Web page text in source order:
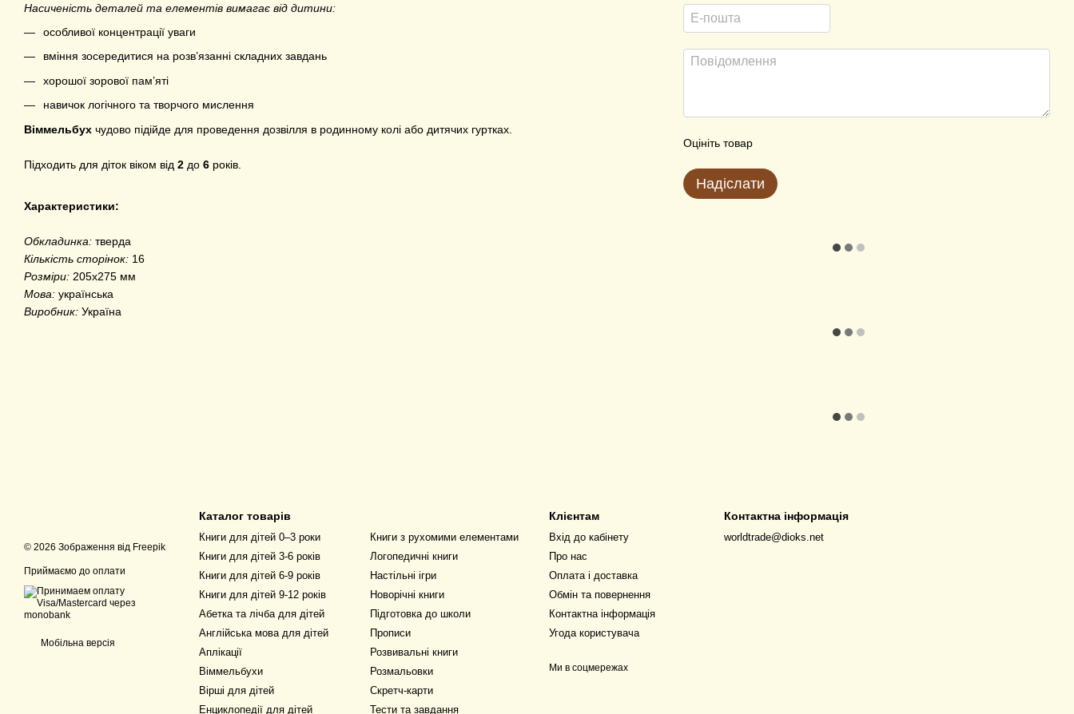
Насиченість деталей та елементів вимагає від дитини:
особливої концентрації уваги
вміння зосередитися на розв’язанні складних завдань
хорошої зорової пам’яті
навичок логічного та творчого мислення
Віммельбух чудово підійде для проведення дозвілля в родинному колі або дитячих гуртках.
Підходить для діток віком від 2 до 6 років.
Характеристики:
Обкладинка: тверда
Кількість сторінок: 16
Розміри: 205х275 мм
Мова: українська
Виробник: Україна
Оцініть товар
Надіслати
© 2026 Зображення від Freepik
Приймаємо до оплати
Мобільна версія
Каталог товарів
Книги для дітей 0–3 роки
Книги для дітей 3-6 років
Книги для дітей 6-9 років
Книги для дітей 9-12 років
Абетка та лічба для дітей
Англійська мова для дітей
Аплікації
Віммельбухи
Вірші для дітей
Енциклопедії для дітей
Книги з рухомими елементами
Логопедичні книги
Настільні ігри
Новорічні книги
Підготовка до школи
Прописи
Розвивальні книги
Розмальовки
Скретч-карти
Тести та завдання
Клієнтам
Вхід до кабінету
Про нас
Оплата і доставка
Обмін та повернення
Контактна інформація
Угода користувача
Ми в соцмережах
Контактна інформація
worldtrade@dioks.net